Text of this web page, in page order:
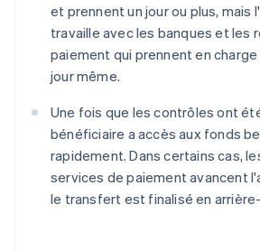
et prennent un jour ou plus, mais
travaille avec les banques et les
paiement qui prennent en
jour même.
Une fois que les contrôles ont
bénéficiaire a accès aux fonds
rapidement. Dans certains cas,
services de paiement avancent
le transfert est finalisé en